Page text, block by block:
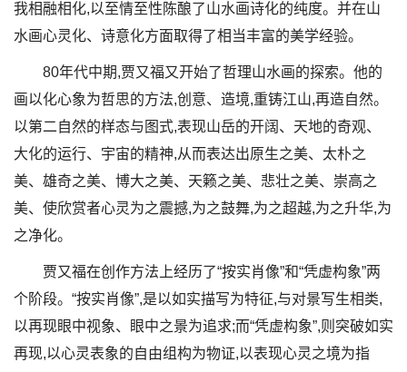
我相融相化,以至情至性陈酿了山水画诗化的纯度。并在山
水画心灵化、诗意化方面取得了相当丰富的美学经验。
80年代中期,贾又福又开始了哲理山水画的探索。他的
画以化心象为哲思的方法,创意、造境,重铸江山,再造自然。
以第二自然的样态与图式,表现山岳的开阔、天地的奇观、
大化的运行、宇宙的精神,从而表达出原生之美、太朴之
美、雄奇之美、博大之美、天籁之美、悲壮之美、崇高之
美、使欣赏者心灵为之震撼,为之鼓舞,为之超越,为之升华,为
之净化。
贾又福在创作方法上经历了“按实肖像”和“凭虚构象”两
个阶段。“按实肖像”,是以如实描写为特征,与对景写生相类,
以再现眼中视象、眼中之景为追求;而“凭虚构象”,则突破如实
再现,以心灵表象的自由组构为物证,以表现心灵之境为指